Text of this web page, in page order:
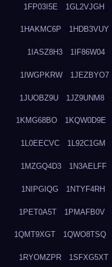
1FP03I5E 1GL2VJGH
1HAKMC6P 1HDB3VUY
1IASZ8H3 1IF86W04
1IWGPKRW 1JEZBYO7
1JUOBZ9U 1JZ9UNM8
1KMG68BO 1KQW0D9E
1L0EECVC 1L92C1GM
1MZGQ4D3 1N3AELFF
1NIPGIQG 1NTYF4RH
1PET0A5T 1PMAFB0V
1QMT9XGT 1QWO8TSQ
1RYOMZPR 1SFXG5XT